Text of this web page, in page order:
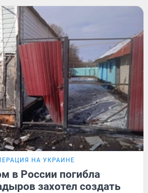
НА УКРАИНЕ
в России погибла
захотел создать